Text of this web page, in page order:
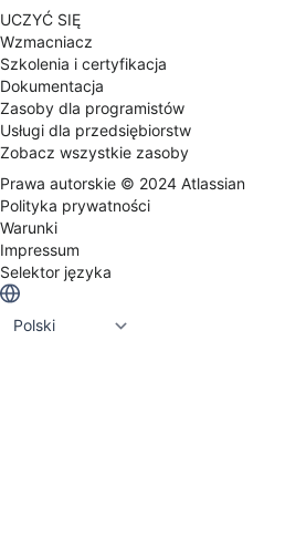
UCZYĆ SIĘ
Wzmacniacz
Szkolenia i certyfikacja
Dokumentacja
Zasoby dla programistów
Usługi dla przedsiębiorstw
Zobacz wszystkie zasoby
Prawa autorskie © 2024 Atlassian
Polityka prywatności
Warunki
Impressum
Selektor języka